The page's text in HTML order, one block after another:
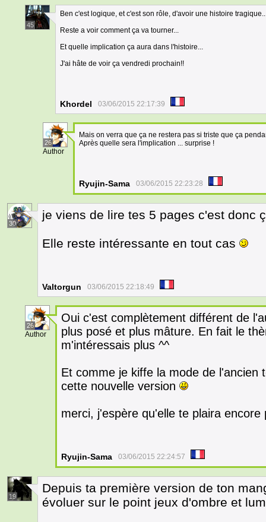
45
Ben c'est logique, et c'est son rôle, d'avoir une histoire
Reste a voir comment ça va tourner...
Et quelle implication ça aura dans l'histoire...
J'ai hâte de voir ça vendredi prochain!!
Khordel 03/06/2015 22:17:39
26
Author
Mais on verra que ça ne restera pas si triste que ça
Après quelle sera l'implication ... surprise !
Ryujin-Sama 03/06/2015 22:23:28
30
je viens de lire tes 5 pages c'est donc
Elle reste intéressante en tout cas
Valtorgun 03/06/2015 22:18:49
26
Author
Oui c'est complètement différent de
plus posé et plus mâture. En fait le
m'intéressais plus ^^
Et comme je kiffe la mode de l'ancien
cette nouvelle version
merci, j'espère qu'elle te plaira
Ryujin-Sama 03/06/2015 22:24:57
19
Depuis ta première version de ton
évoluer sur le point jeux d'ombre et